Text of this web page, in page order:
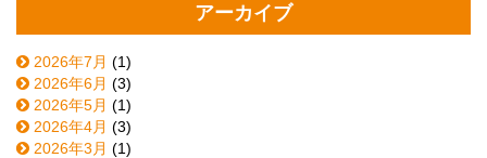
アーカイブ
2026年7月 (1)
2026年6月 (3)
2026年5月 (1)
2026年4月 (3)
2026年3月 (1)